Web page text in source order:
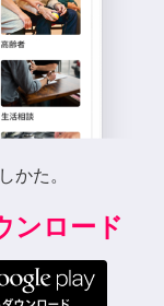
かた。
ンロード